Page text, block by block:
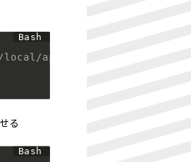
apache/conf/extra/
る